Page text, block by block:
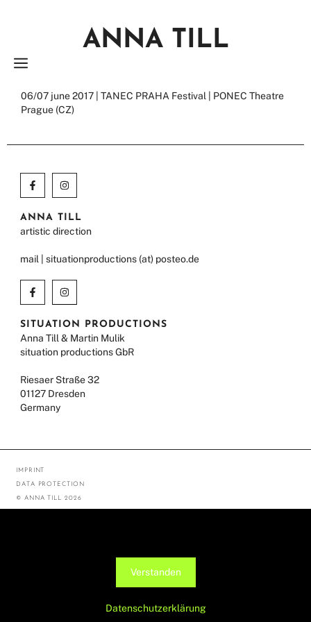
ANNA TILL
06/07 june 2017 | TANEC PRAHA Festival | PONEC Theatre
Prague (CZ)
ANNA TILL
artistic direction
mail | situationproductions (at) posteo.de
SITUATION PRODUCTIONS
Anna Till & Martin Mulik
situation productions GbR
Riesaer Straße 32
01127 Dresden
Germany
IMPRINT
DATA PROTECTION
© ANNA TILL 2026
Verstanden
Datenschutzerklärung